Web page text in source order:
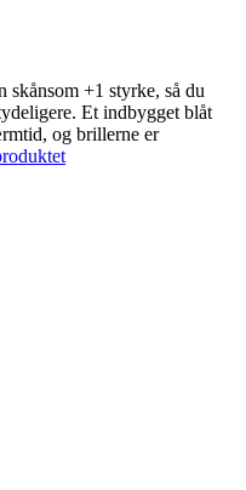
+1 styrke, så du
Et indbygget blåt
og brillerne er